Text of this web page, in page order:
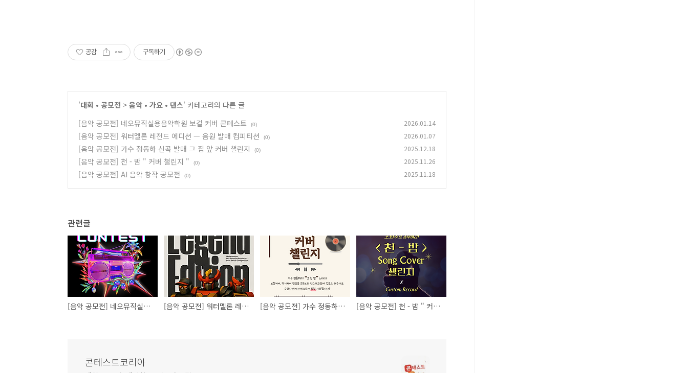
공감 구독하기
'대회 • 공모전 > 음악 • 가요 • 댄스' 카테고리의 다른 글
[음악 공모전] 네오뮤직실용음악학원 보컬 커버 콘테스트
(0) 2026.01.14
[음악 공모전] 워터멜론 레전드 에디션 — 음원 발매 컴피티션 (0) 2026.01.07
[음악 공모전] 가수 정동하 신곡 발매 그 집 앞 커버 챌린지 (0) 2025.12.18
[음악 공모전] 천 - 밤 " 커버 챌린지 " (0) 2025.11.26
[음악 공모전] AI 음악 창작 공모전 (0) 2025.11.18
관련글
[음악 공모전] 네오뮤직실용음악학원 보컬 커버 콘테스트 [음악 공모전] 워터멜론 레전드 에디션 — 음원 발매 컴피티션 [음악 공모전] 가수 정동하 신곡 발매 그 집 앞 커버 챌린지 [음악 공모전] 천 - 밤 " 커버 챌린지 "
콘테스트코리아